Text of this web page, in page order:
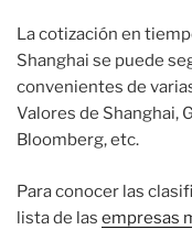
La cotización en
Shanghai se puede
convenientes de
Valores de Shanghai,
Bloomberg, etc.
Para conocer las
lista de las empresas